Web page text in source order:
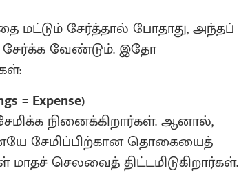
மட்டும் சேர்த்தால் போதாது, அந்தப்
வேண்டும். இதோ
= Expense)
நினைக்கிறார்கள். ஆனால்,
சேமிப்பிற்கான தொகையைத்
செலவைத் திட்டமிடுகிறார்கள்.